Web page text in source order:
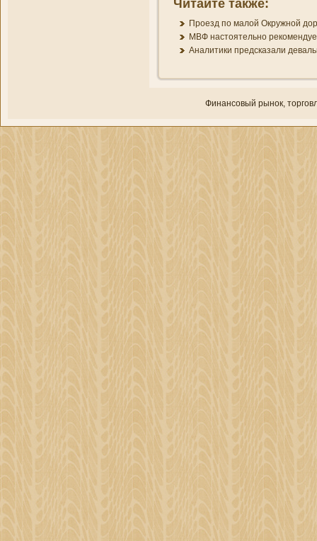
Читайте также:
Проезд по малой Окружной
МВФ настоятельно
Аналитики предсказали
Финансовый рынок,